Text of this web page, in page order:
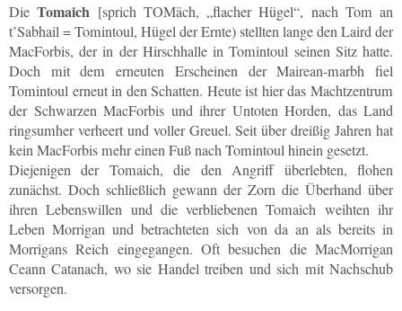
DieTomaich [sprich TOMäch, „flacher Hügel“, nach Tom an
t’Sabhail = Tomintoul, Hügel der Ernte) stellten lange den Laird der
MacForbis, der in der Hirschhalle in Tomintoul seinen Sitz hatte.
Doch mit dem erneuten Erscheinen der Mairean-marbh fiel
Tomintoul erneut in den Schatten. Heute ist hier das Machtzentrum
der Schwarzen MacForbis und ihrer Untoten Horden, das Land
ringsumher verheert und voller Greuel. Seit über dreißig Jahren hat
kein MacForbis mehr einen Fuß nach Tomintoul hinein gesetzt.
Diejenigen der Tomaich, die den Angriff überlebten, flohen
zunächst. Doch schließlich gewann der Zorn die Überhand über
ihren Lebenswillen und die verbliebenen Tomaich weihten ihr
Leben Morrigan und betrachteten sich von da an als bereits in
Morrigans Reich eingegangen. Oft besuchen die MacMorrigan
Ceann Catanach, wo sie Handel treiben und sich mit Nachschub
versorgen.